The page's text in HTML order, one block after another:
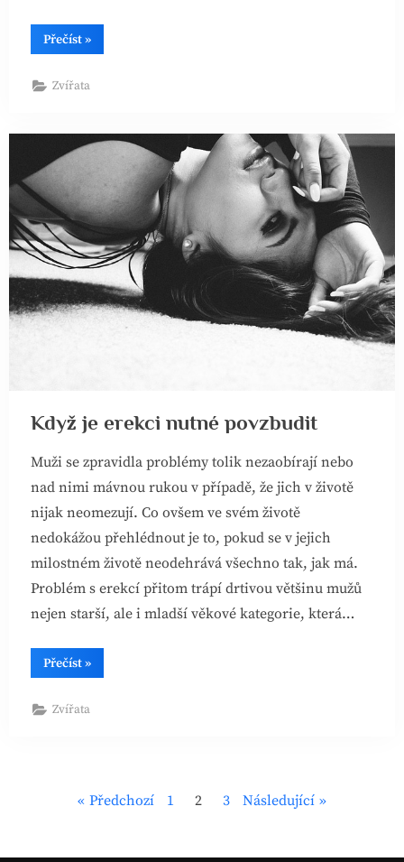
Přečíst“Ašvaganda”
»
Zvířata
Když je erekci nutné povzbudit
Muži se zpravidla problémy tolik nezaobírají nebo
nad nimi mávnou rukou v případě, že jich v životě
nijak neomezují. Co ovšem ve svém životě
nedokážou přehlédnout je to, pokud se v jejich
milostném životě neodehrává všechno tak, jak má.
Problém s erekcí přitom trápí drtivou většinu mužů
nejen starší, ale i mladší věkové kategorie, která…
Přečíst“Když
je
povzbudit”
»
Zvířata
příspěvkůPředchozí 1 2 3 Následující